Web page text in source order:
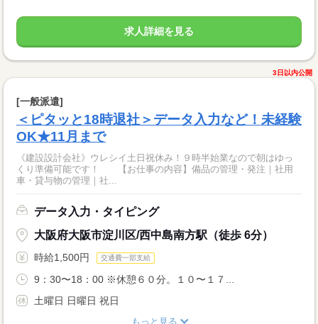
求人詳細を見る
3日以内公開
[一般派遣]
＜ピタッと18時退社＞データ入力など！未経験
OK★11月まで
《建設設計会社》ウレシイ土日祝休み！９時半始業なので朝はゆっ
くり準備可能です！ 【お仕事の内容】備品の管理・発注｜社用
車・貸与物の管理｜社...
データ入力・タイピング
大阪府大阪市淀川区/西中島南方駅（徒歩 6分）
時給1,500円 交通費一部支給
9：30〜18：00 ※休憩６０分。１０〜１７...
土曜日 日曜日 祝日
もっと見る